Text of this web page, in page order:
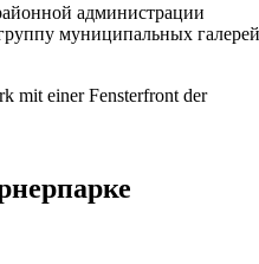
администрации
муниципальных галерей